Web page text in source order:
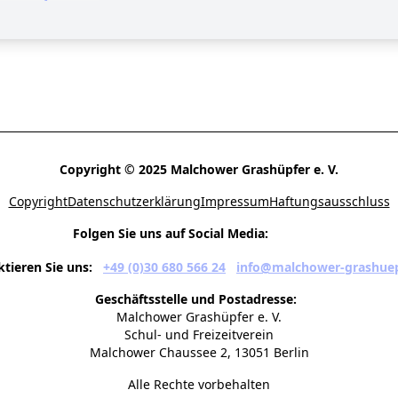
Copyright © 2025 Malchower Grashüpfer e. V.
CopyrightDatenschutzerklärungImpressumHaftungsausschluss
Folgen Sie uns auf Social Media:
Sie uns:
+49 (0)30 680 566 24
info@malchower-
Geschäftsstelle und Postadresse:
Malchower Grashüpfer e. V.
Schul- und Freizeitverein
Malchower Chaussee 2, 13051 Berlin
Alle Rechte vorbehalten